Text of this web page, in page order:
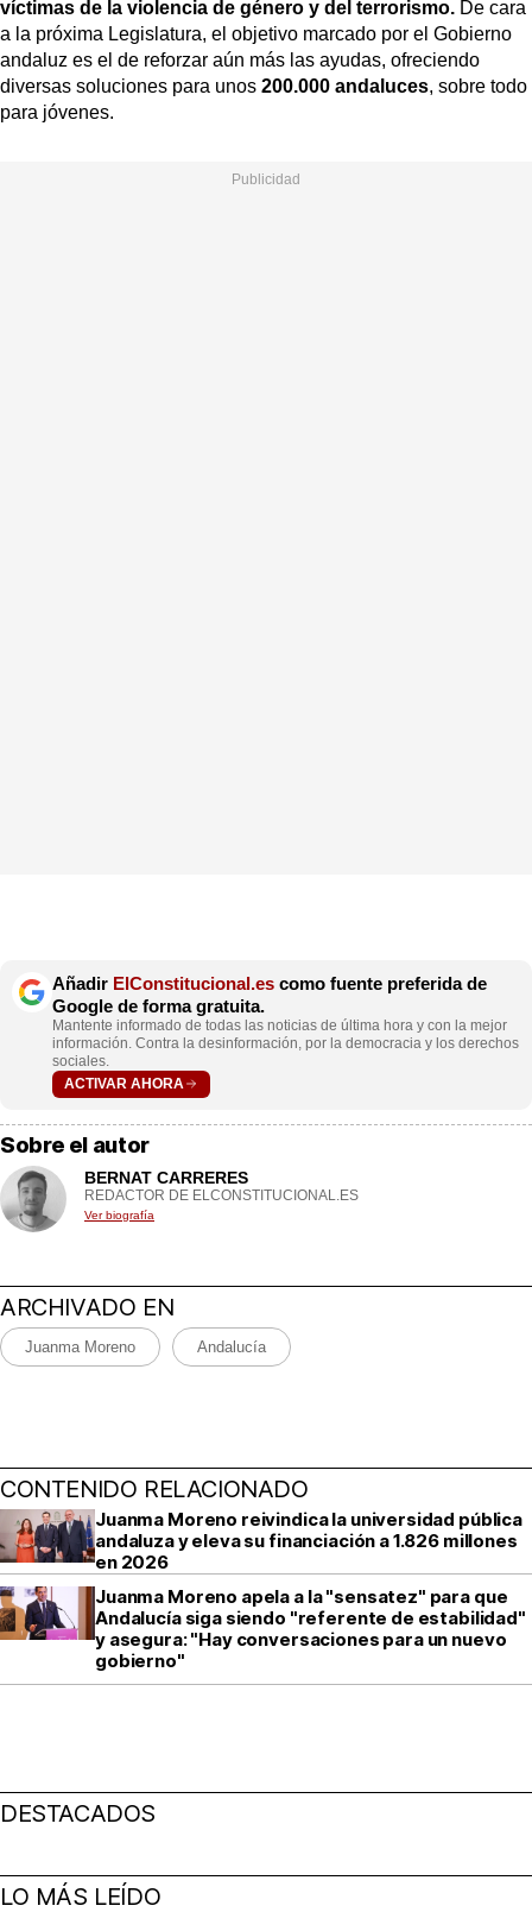
víctimas de la violencia de género y del terrorismo. De cara
a la próxima Legislatura, el objetivo marcado por el Gobierno
andaluz es el de reforzar aún más las ayudas, ofreciendo
diversas soluciones para unos 200.000 andaluces, sobre todo
para jóvenes.
Añadir ElConstitucional.es como fuente preferida de
Google de forma gratuita.
Mantente informado de todas las noticias de última hora y con la mejor
información. Contra la desinformación, por la democracia y los derechos
sociales.
ACTIVAR AHORA
Sobre el autor
BERNAT CARRERES
REDACTOR DE ELCONSTITUCIONAL.ES
Ver biografía
ARCHIVADO EN
Juanma Moreno Andalucía
CONTENIDO RELACIONADO
Juanma Moreno reivindica la universidad pública
andaluza y eleva su financiación a 1.826 millones
en 2026
Juanma Moreno apela a la "sensatez" para que
Andalucía siga siendo "referente de estabilidad"
y asegura: "Hay conversaciones para un nuevo
gobierno"
DESTACADOS
LO MÁS LEÍDO